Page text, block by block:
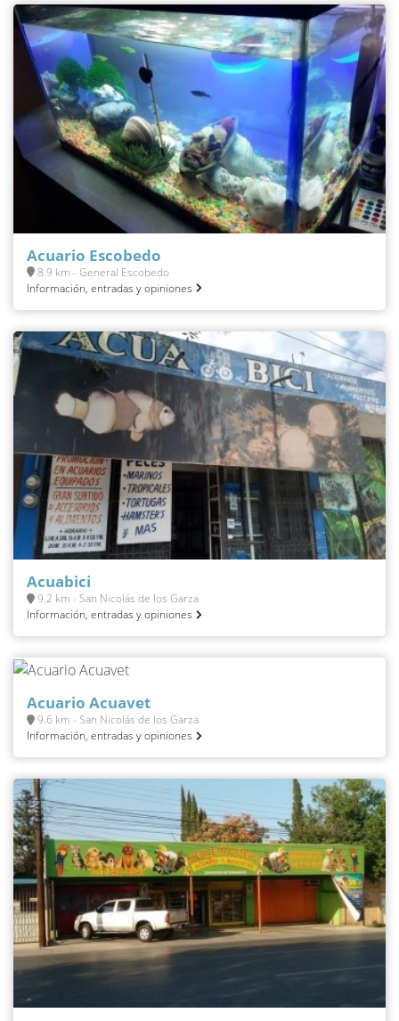
Acuario Escobedo
8.9 km - General Escobedo
Información, entradas y opiniones
Acuabici
9.2 km - San Nicolás de los Garza
Información, entradas y opiniones
Acuario Acuavet
9.6 km - San Nicolás de los Garza
Información, entradas y opiniones